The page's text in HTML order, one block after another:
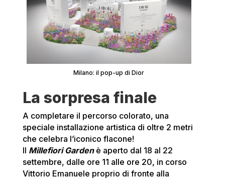
Milano: il pop-up di Dior
La sorpresa finale
A completare il percorso colorato, una
speciale installazione artistica di oltre 2 metri
che celebra l’iconico flacone!
Il Millefiori Gardenè aperto dal 18 al 22
settembre, dalle ore 11 alle ore 20, in corso
Vittorio Emanuele proprio di fronte alla